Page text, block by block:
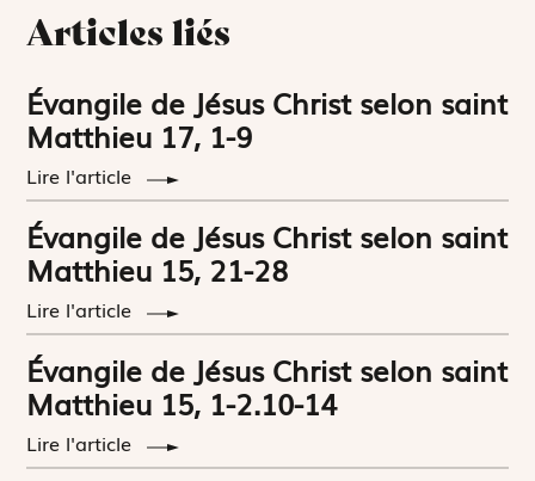
Articles liés
Évangile de Jésus Christ selon saint
Matthieu 17, 1-9
Lire l'article
Évangile de Jésus Christ selon saint
Matthieu 15, 21-28
Lire l'article
Évangile de Jésus Christ selon saint
Matthieu 15, 1-2.10-14
Lire l'article